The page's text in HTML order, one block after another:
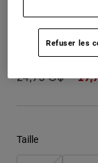
Socks
Bottles
Socks
Pants
Youth
31084
Price reduced
24,95 C$to
Taille
Refuser les